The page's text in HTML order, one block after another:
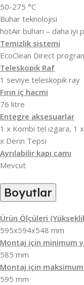
50-275 °C
Buhar teknolojisi
hotAir buharı – daha iyi
Temizlik sistemi
EcoClean Direct
Teleskopik Raf
1 seviye teleskopik ray
Fırın iç hacmi
76 litre
Entegre aksesuarlar
1 x Kombi tel ızgara, 1
x Derin Tepsi
Ayrılabilir kapı camı
Mevcut
Boyutlar
Ürün Ölçüleri
595x594x548 mm
Montaj için minimum
585 mm
Montaj için
595 mm